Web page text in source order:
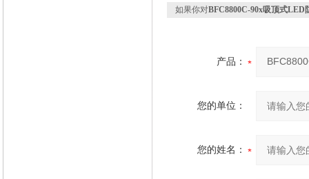
如果你对BFC8800C-90x吸顶式LED
产品：
您的单位：
您的姓名：